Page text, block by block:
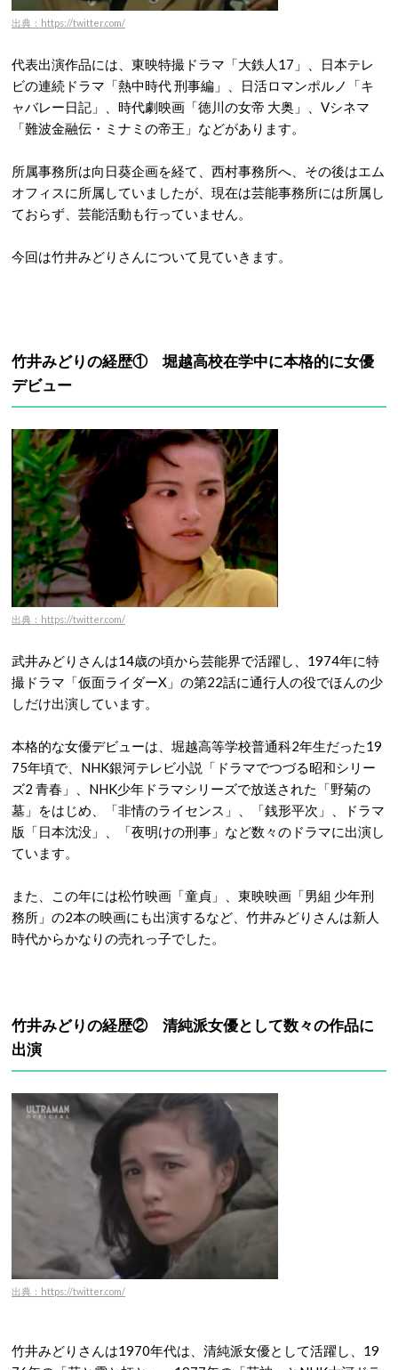
出典：https://twitter.com/
代表出演作品には、東映特撮ドラマ「大鉄人17」、日本テレ
ビの連続ドラマ「熱中時代 刑事編」、日活ロマンポルノ「キ
ャバレー日記」、時代劇映画「徳川の女帝 大奥」、Vシネマ
「難波金融伝・ミナミの帝王」などがあります。
所属事務所は向日葵企画を経て、西村事務所へ、その後はエム
オフィスに所属していましたが、現在は芸能事務所には所属し
ておらず、芸能活動も行っていません。
今回は竹井みどりさんについて見ていきます。
竹井みどりの経歴① 堀越高校在学中に本格的に女優
デビュー
出典：https://twitter.com/
武井みどりさんは14歳の頃から芸能界で活躍し、1974年に特
撮ドラマ「仮面ライダーX」の第22話に通行人の役でほんの少
しだけ出演しています。
本格的な女優デビューは、堀越高等学校普通科2年生だった19
75年頃で、NHK銀河テレビ小説「ドラマでつづる昭和シリー
ズ2 青春」、NHK少年ドラマシリーズで放送された「野菊の
墓」をはじめ、「非情のライセンス」、「銭形平次」、ドラマ
版「日本沈没」、「夜明けの刑事」など数々のドラマに出演し
ています。
また、この年には松竹映画「童貞」、東映映画「男組 少年刑
務所」の2本の映画にも出演するなど、竹井みどりさんは新人
時代からかなりの売れっ子でした。
竹井みどりの経歴② 清純派女優として数々の作品に
出演
出典：https://twitter.com/
竹井みどりさんは1970年代は、清純派女優として活躍し、19